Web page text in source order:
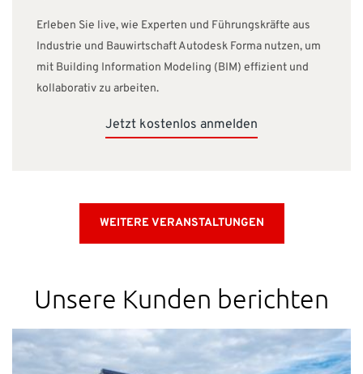
Erleben Sie live, wie Experten und Führungskräfte aus
Industrie und Bauwirtschaft Autodesk Forma nutzen, um
mit Building Information Modeling (BIM) effizient und
kollaborativ zu arbeiten.
Jetzt kostenlos anmelden
WEITERE VERANSTALTUNGEN
Unsere Kunden berichten